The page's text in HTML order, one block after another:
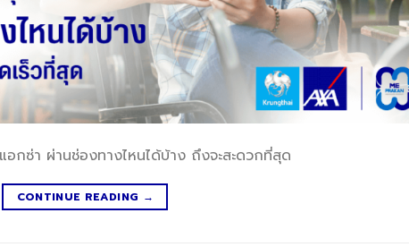
อกซ่า ผ่านช่องทางไหนได้บ้าง ถึงจะสะดวกที่สุด
CONTINUE READING →